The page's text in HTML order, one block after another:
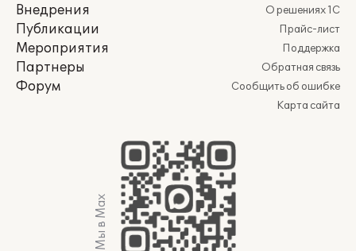
Внедрения
Публикации
Мероприятия
Партнеры
Форум
О решениях 1С
Прайс-лист
Поддержка
Обратная связь
Сообщить об ошибке
Карта сайта
Мы в Max